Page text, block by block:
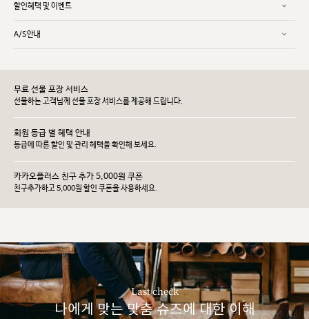
할인혜택 및 이벤트
A/S안내
무료 선물 포장 서비스
선물하는 고객님께 선물 포장 서비스를 제공해 드립니다.
회원 등급 별 혜택 안내
등급에 따른 할인 및 관리 헤택을 확인해 보세요.
카카오플러스 친구 추가 5,000원 쿠폰
친구추가하고 5,000원 할인 쿠폰을 사용하세요.
Last check
나에게 맞는 맞춤 슈즈에 대한 이해